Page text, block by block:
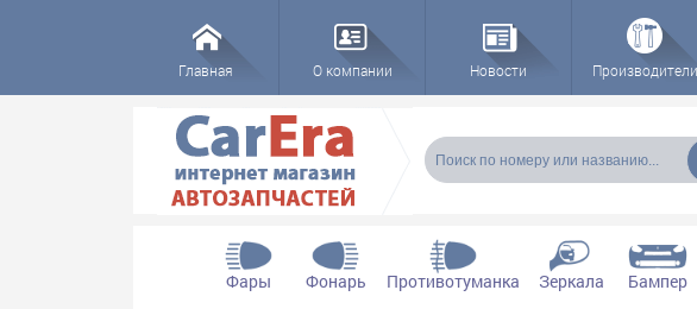
Главная О компании Новости Производители
Фары Фонарь Противотуманка Зеркала Бампер